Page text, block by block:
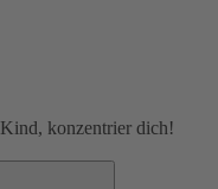
Kind, konzentrier dich!